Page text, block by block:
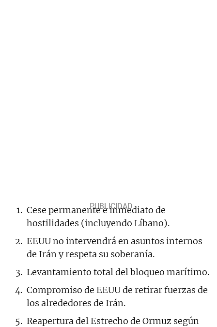
Cese permanente e inmediato de
hostilidades (incluyendo Líbano).
EEUU no intervendrá en asuntos internos
de Irán y respeta su soberanía.
Levantamiento total del bloqueo marítimo.
Compromiso de EEUU de retirar fuerzas de
los alrededores de Irán.
Reapertura del Estrecho de Ormuz según